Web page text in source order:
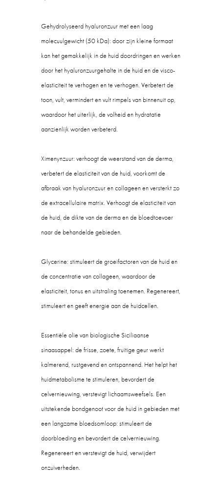
Gehydrolyseerd hyaluronzuur met een laag
molecuulgewicht (50 kDa): door zijn kleine formaat
kan het gemakkelijk in de huid doordringen en werken
door het hyaluronzuurgehalte in de huid en de visco-
elasticiteit te verhogen en te verhogen. Verbetert de
toon, vult, vermindert en vult rimpels van binnenuit op,
waardoor het uiterlijk, de volheid en hydratatie
aanzienlijk worden verbeterd.
Ximenynzuur: verhoogt de weerstand van de derma,
verbetert de elasticiteit van de huid, voorkomt de
afbraak van hyaluronzuur en collageen en versterkt zo
de extracellulaire matrix. Verhoogt de elasticiteit van
de huid, de dikte van de derma en de bloedtoevoer
naar de behandelde gebieden.
Glycerine: stimuleert de groeifactoren van de huid en
de concentratie van collageen, waardoor de
elasticiteit, tonus en uitstraling toenemen. Regenereert,
stimuleert en geeft energie aan de huidcellen.
Essentiële olie van biologische Siciliaanse
sinaasappel: de frisse, zoete, fruitige geur werkt
kalmerend, rustgevend en ontspannend. Het helpt het
huidmetabolisme te stimuleren, bevordert de
celvernieuwing, verstevigt lichaamsweefsels. Een
uitstekende bondgenoot voor de huid in gebieden met
een langzame bloedsomloop: stimuleert de
doorbloeding en bevordert de celvernieuwing.
Regenereert en verstevigt de huid, verwijdert
onzuiverheden.